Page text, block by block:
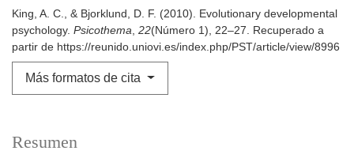
King, A. C., & Bjorklund, D. F. (2010). Evolutionary developmental
psychology. Psicothema, 22(Número 1), 22–27. Recuperado a
partir de https://reunido.uniovi.es/index.php/PST/article/view/8996
Más formatos de cita
Resumen